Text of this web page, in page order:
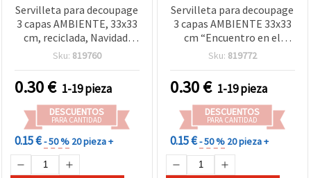
Servilleta para decoupage
3 capas AMBIENTE, 33x33
cm, reciclada, Navidad,
petirrojos, naturaleza, 1
Sku: 819760
0.30€ 1-19 pieza
DESCUENTOS
PARA CANTIDAD
0.15 €- 50 % 20 pieza +
Servilleta para decoupage
3 capas AMBIENTE 33x33
cm “Encuentro en el
mundo invernal” - 1
Sku: 819772
0.30€ 1-19 pieza
DESCUENTOS
PARA CANTIDAD
0.15 €- 50 % 20 pieza +